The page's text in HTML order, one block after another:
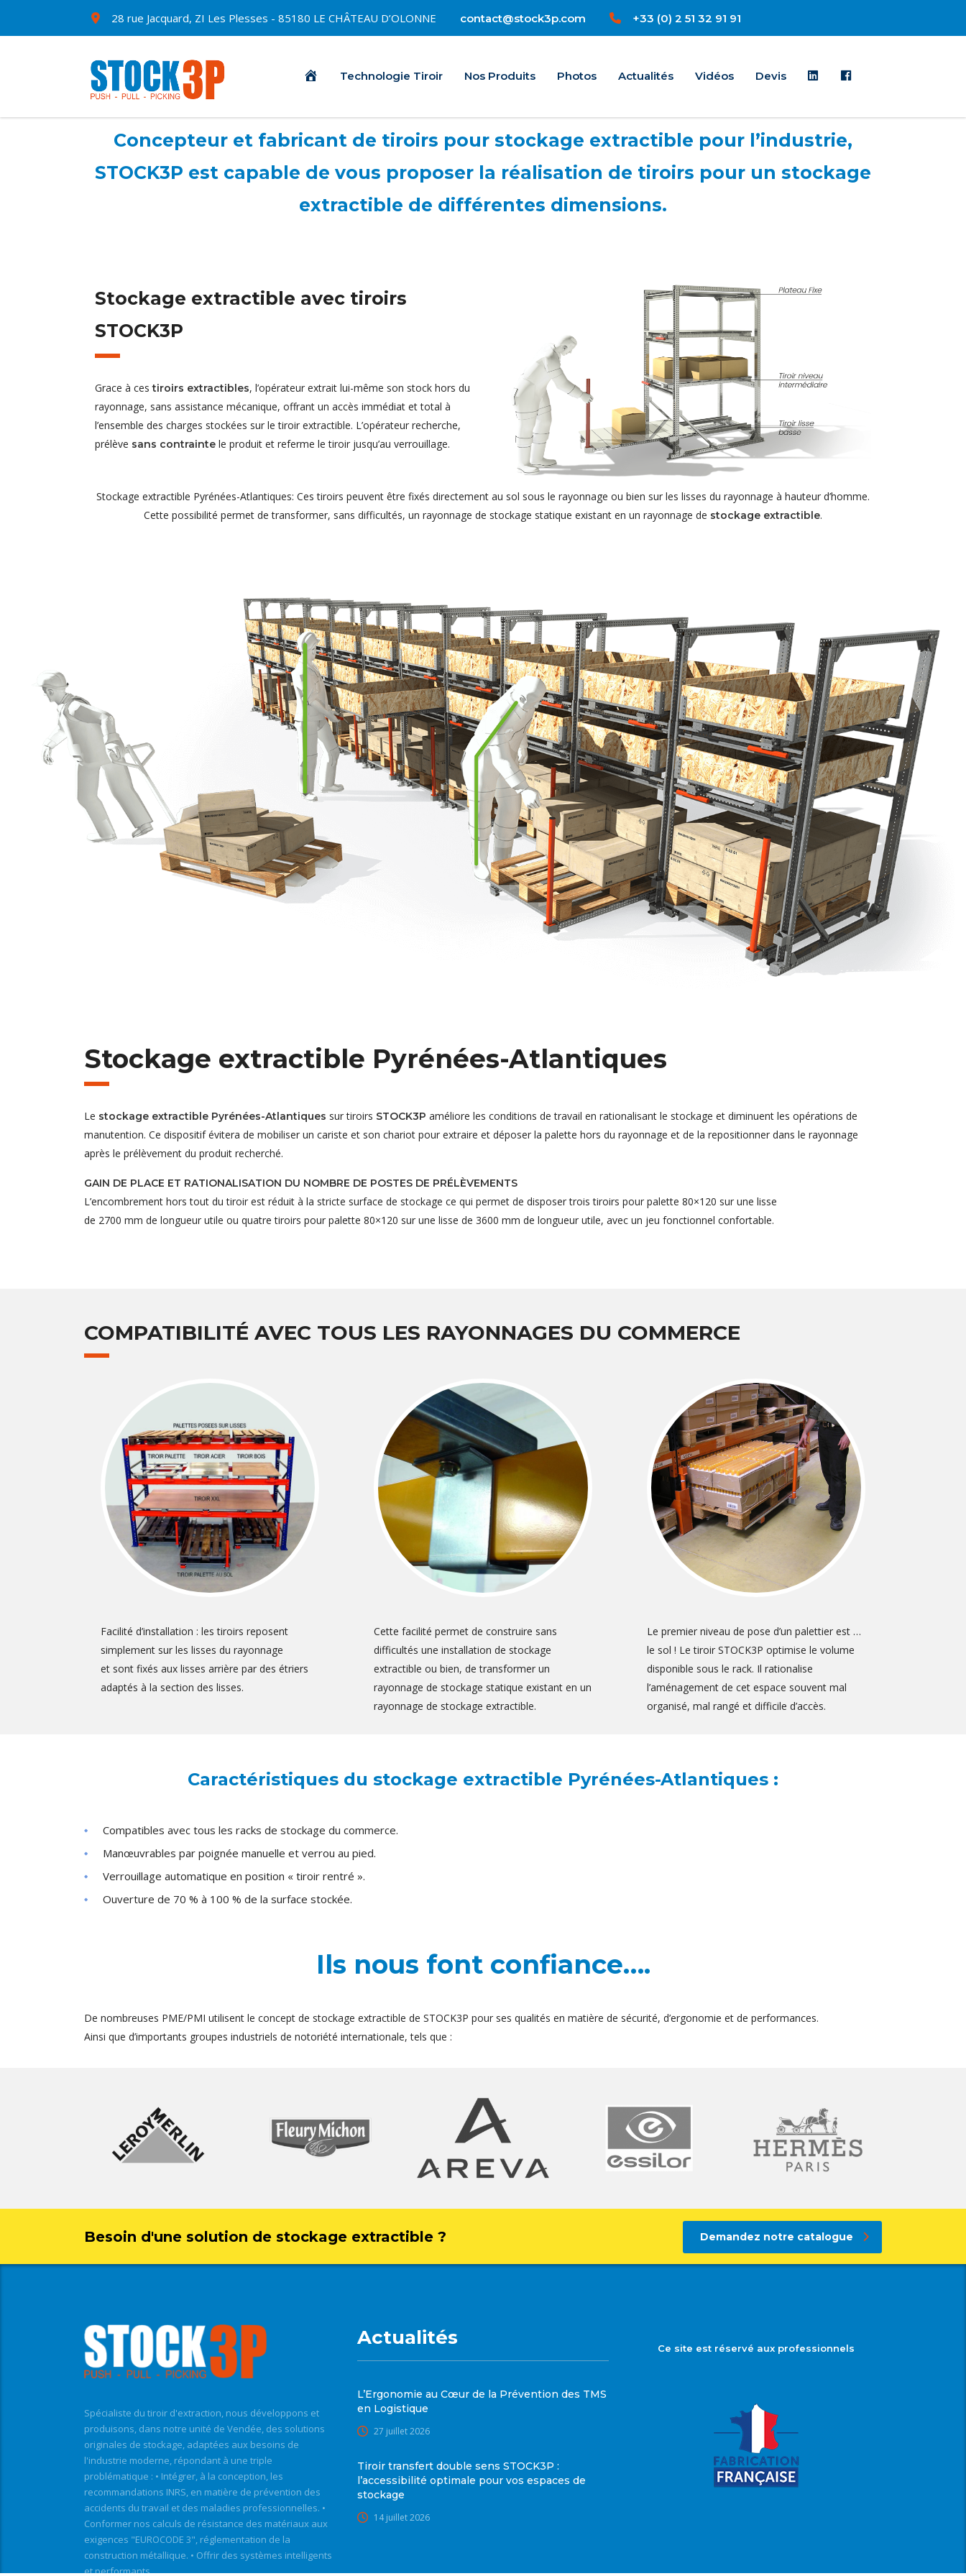
28 rue Jacquard, ZI Les Plesses - 85180 LE CHÂTEAU D’OLONNE contact@stock3p.com +33 (0) 2 51 32 91 91
AccueilTechnologie Tiroir Nos Produits Photos Actualités Vidéos Devis Linkedin
Concepteur et fabricant de tiroirs pour stockage extractible pour l’industrie,
STOCK3P est capable de vous proposer la réalisation de tiroirs pour un stockage
extractible de différentes dimensions.
Stockage extractible avec tiroirs
STOCK3P
Grace à cestiroirs extractibles, l’opérateur extrait lui-même son stock hors du
rayonnage, sans assistance mécanique, offrant un accès immédiat et total à
l’ensemble des charges stockées sur le tiroir extractible. L’opérateur recherche,
prélève sans contrainte le produit et referme le tiroir jusqu’au verrouillage.
Stockage extractible Pyrénées-Atlantiques: Ces tiroirs peuvent être fixés directement au sol sous le rayonnage ou bien sur les lisses du rayonnage à hauteur d’homme.
Cette possibilité permet de transformer, sans difficultés, un rayonnage de stockage statique existant en un rayonnage de stockage extractible.
Stockage extractible Pyrénées-Atlantiques
Le stockage extractible Pyrénées-Atlantiques sur tiroirs STOCK3P améliore les conditions de travail en rationalisant le stockage et diminuent les opérations de
manutention. Ce dispositif évitera de mobiliser un cariste et son chariot pour extraire et déposer la palette hors du rayonnage et de la repositionner dans le rayonnage
après le prélèvement du produit recherché.
GAIN DE PLACE ET RATIONALISATION DU NOMBRE DE POSTES DE PRÉLÈVEMENTS
L’encombrement hors tout du tiroir est réduit à la stricte surface de stockage ce qui permet de disposer trois tiroirs pour palette 80×120 sur une lisse
de 2700 mm de longueur utile ou quatre tiroirs pour palette 80×120 sur une lisse de 3600 mm de longueur utile, avec un jeu fonctionnel confortable.
COMPATIBILITÉ AVEC TOUS LES RAYONNAGES DU COMMERCE
Facilité d’installation : les tiroirs reposent
simplement sur les lisses du rayonnage
et sont fixés aux lisses arrière par des étriers
adaptés à la section des lisses.
Cette facilité permet de construire sans
difficultés une installation de stockage
extractible ou bien, de transformer un
rayonnage de stockage statique existant en un
rayonnage de stockage extractible.
Le premier niveau de pose d’un palettier est …
le sol ! Le tiroir STOCK3P optimise le volume
disponible sous le rack. Il rationalise
l’aménagement de cet espace souvent mal
organisé, mal rangé et difficile d’accès.
Caractéristiques du stockage extractible Pyrénées-Atlantiques :
Compatibles avec tous les racks de stockage du commerce.
Manœuvrables par poignée manuelle et verrou au pied.
Verrouillage automatique en position « tiroir rentré ».
Ouverture de 70 % à 100 % de la surface stockée.
Ils nous font confiance….
De nombreuses PME/PMI utilisent le concept de stockage extractible de STOCK3P pour ses qualités en matière de sécurité, d’ergonomie et de performances.
Ainsi que d’importants groupes industriels de notoriété internationale, tels que :
Besoin d'une solution de stockage extractible ? Demandez notre catalogue
Spécialiste du tiroir d'extraction, nous développons et
produisons, dans notre unité de Vendée, des solutions
originales de stockage, adaptées aux besoins de
l'industrie moderne, répondant à une triple
problématique : • Intégrer, à la conception, les
recommandations INRS, en matière de prévention des
accidents du travail et des maladies professionnelles. •
Conformer nos calculs de résistance des matériaux aux
exigences "EUROCODE 3", réglementation de la
construction métallique. • Offrir des systèmes intelligents
et performants.
Actualités
L’Ergonomie au Cœur de la Prévention des TMS
en Logistique
27 juillet 2026
Tiroir transfert double sens STOCK3P :
l’accessibilité optimale pour vos espaces de
stockage
14 juillet 2026
Ce site est réservé aux professionnels